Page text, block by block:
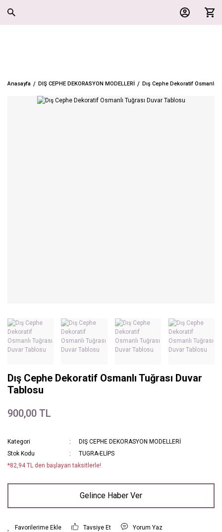
Anasayfa DIŞ CEPHE DEKORASYON MODELLERİ Dış Cephe Dekoratif Osmanlı
Dış Cephe Dekoratif Osmanlı Tuğrası Duvar
Tablosu
900,00 TL
Kategori
DIŞ CEPHE DEKORASYON MODELLERİ
Stok Kodu
TUGRA-ELİPS
*82,94 TL den başlayan taksitlerle!
Gelince Haber Ver
Tavsiye Et Yorum Yaz